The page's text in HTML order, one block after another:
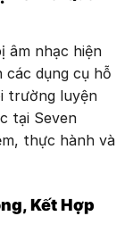
âm nhạc hiện
dụng cụ hỗ
trường luyện
tại Seven
thực hành và
Kết Hợp